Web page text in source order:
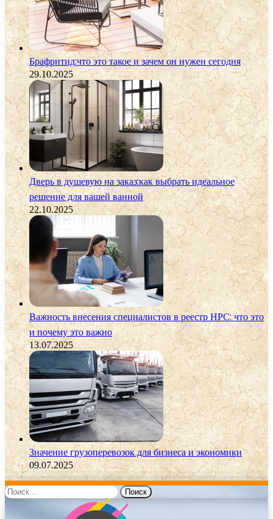
Брафритид:что это такое и зачем он нужен сегодня
29.10.2025
Дверь в душевую на заказ:как выбрать идеальное
решение для вашей ванной
22.10.2025
Важность внесения специалистов в реестр НРС: что это
и почему это важно
13.07.2025
Значение грузоперевозок для бизнеса и экономики
09.07.2025
Найти: